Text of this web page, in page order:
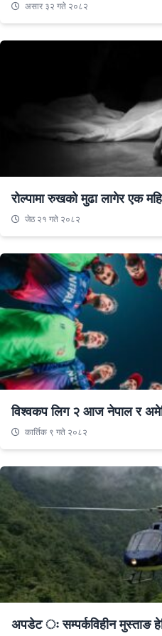
असार ३२ गते २०८२
रोल्पामा रुखको मुढा लागेर एक
जेठ २१ गते २०८२
विश्वकप लिग २ आज नेपाल र
कार्तिक ९ गते २०८२
अपडेट ः सम्पर्कविहीन मुस्ताङ